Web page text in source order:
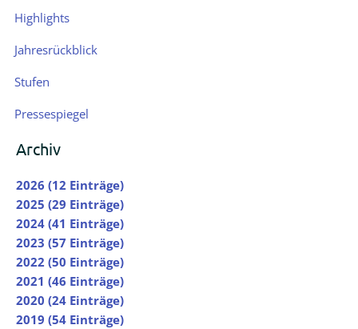
Highlights
Jahresrückblick
Stufen
Pressespiegel
Archiv
2026 (12 Einträge)
2025 (29 Einträge)
2024 (41 Einträge)
2023 (57 Einträge)
2022 (50 Einträge)
2021 (46 Einträge)
2020 (24 Einträge)
2019 (54 Einträge)